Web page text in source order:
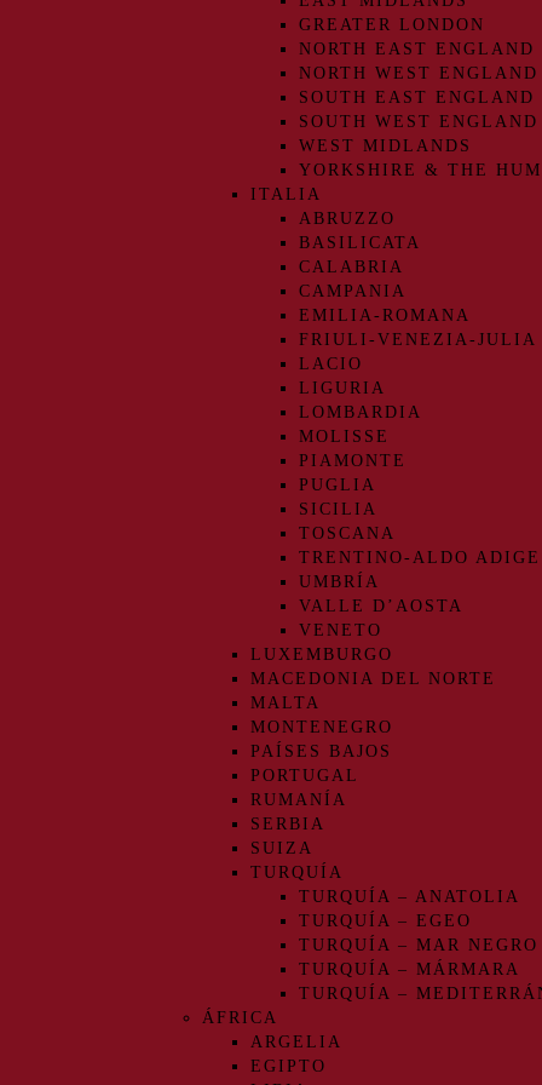
GREATER LONDON
NORTH EAST ENGLAND
NORTH WEST ENGLAND
SOUTH EAST ENGLAND
SOUTH WEST ENGLAND
WEST MIDLANDS
YORKSHIRE & THE
ITALIA
ABRUZZO
BASILICATA
CALABRIA
CAMPANIA
EMILIA-ROMANA
FRIULI-VENEZIA-JULIA
LACIO
LIGURIA
LOMBARDIA
MOLISSE
PIAMONTE
PUGLIA
SICILIA
TOSCANA
TRENTINO-ALDO ADIGE
UMBRÍA
VALLE D’AOSTA
VENETO
LUXEMBURGO
MACEDONIA DEL NORTE
MALTA
MONTENEGRO
PAÍSES BAJOS
PORTUGAL
RUMANÍA
SERBIA
SUIZA
TURQUÍA
TURQUÍA – ANATOLIA
TURQUÍA – EGEO
TURQUÍA – MAR NEGRO
TURQUÍA – MÁRMARA
TURQUÍA –
ÁFRICA
ARGELIA
EGIPTO